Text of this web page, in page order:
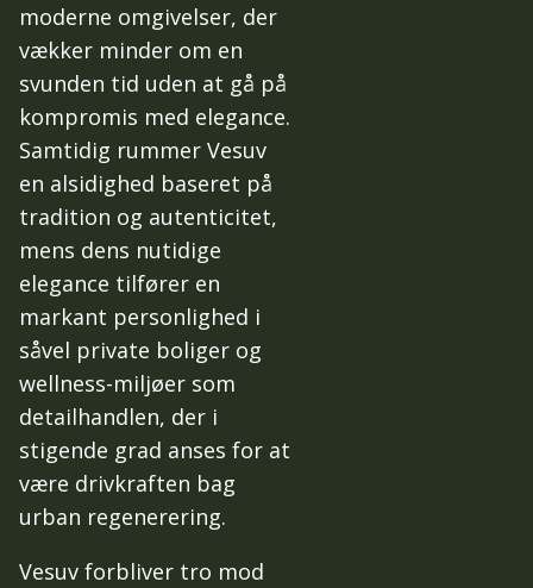
moderne omgivelser, der
vækker minder om en
svunden tid uden at gå på
kompromis med elegance.
Samtidig rummer Vesuv
en alsidighed baseret på
tradition og autenticitet,
mens dens nutidige
elegance tilfører en
markant personlighed i
såvel private boliger og
wellness-miljøer som
detailhandlen, der i
stigende grad anses for at
være drivkraften bag
urban regenerering.
Vesuv forbliver tro mod